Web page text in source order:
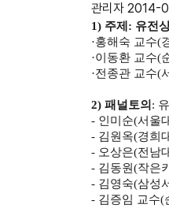
관리자 2014-
1) 주제 : 유전
·홍해숙 교수(
·이동환 교수(
·전종관 교수(
2) 패널토의 :
- 인미순(서울
- 김원옥(경희
- 오상은(전남
- 김동원(작은
- 김영숙(삼성
- 김증임 교수(